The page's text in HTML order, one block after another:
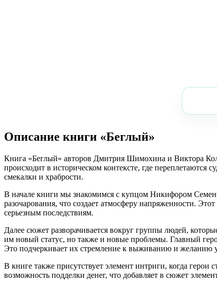
Описание книги «Беглый»
Книга «Беглый» авторов Дмитрия Шимохина и Виктора
происходит в историческом контексте, где
смекалки и храбрости.
В начале книги мы знакомимся с купцом Никифором
разочарования, что создает атмосферу напряженности.
серьезным последствиям.
Далее сюжет разворачивается вокруг группы людей,
им новый статус, но также и новые проблемы. Главный
Это подчеркивает их стремление к выживанию и желанию
В книге также присутствует элемент интриги, когда
возможность подделки денег, что добавляет в сюжет